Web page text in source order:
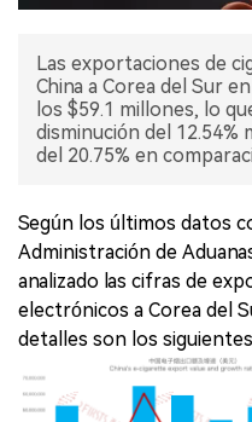
Las exportaciones de
China a Corea del Sur
los $59.1 millones, lo
disminución del 12.54%
del 20.75% en
Según los últimos datos
Administración de
analizado las cifras de
electrónicos a Corea del
detalles son los